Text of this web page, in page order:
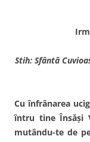
Stih: Sfântă
Cu înfrânarea
întru tine Însăşi
mutându-te de